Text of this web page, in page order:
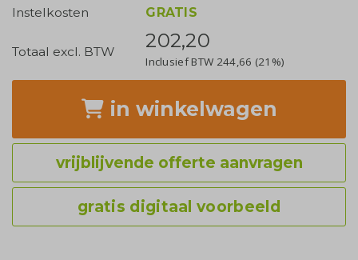
Instelkosten
GRATIS
Totaal excl. BTW 202,20
Inclusief BTW 244,66 (21%)
in winkelwagen
vrijblijvende offerte aanvragen
gratis digitaal voorbeeld